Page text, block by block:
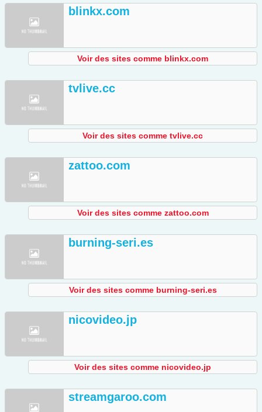
blinkx.com
Voir des sites comme blinkx.com
tvlive.cc
Voir des sites comme tvlive.cc
zattoo.com
Voir des sites comme zattoo.com
burning-seri.es
Voir des sites comme burning-seri.es
nicovideo.jp
Voir des sites comme nicovideo.jp
streamgaroo.com